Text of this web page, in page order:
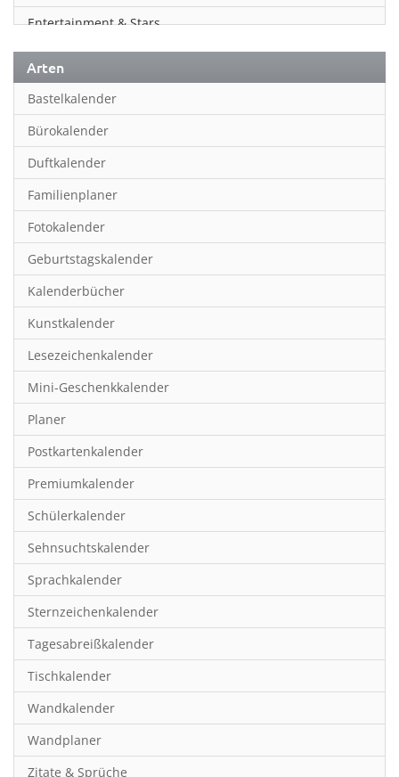
Entertainment & Stars
Erotik
Essen & Trinken
Familienplaner
Fantasy
Film
Fotokunst
Frauen
Fußball
Gaming
Geburtstagskalender
Geschichte
Hobby & Basteln
Humor & Cartoon
Inspiration & Entspannung
Inspiration & Spiritualität
Kinderkalender
Kunst
Länder & Städte
Landschaft & Natur
Lifestyle
Literatur
Manga & Animé
Neutrale Kalender
Arten
Bastelkalender
Bürokalender
Duftkalender
Familienplaner
Fotokalender
Geburtstagskalender
Kalenderbücher
Kunstkalender
Lesezeichenkalender
Mini-Geschenkkalender
Planer
Postkartenkalender
Premiumkalender
Schülerkalender
Sehnsuchtskalender
Sprachkalender
Sternzeichenkalender
Tagesabreißkalender
Tischkalender
Wandkalender
Wandplaner
Zitate & Sprüche